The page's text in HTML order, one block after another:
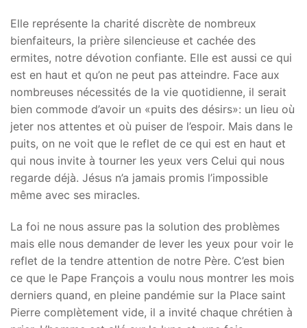
Elle représente la charité discrète de nombreux
bienfaiteurs, la prière silencieuse et cachée des
ermites, notre dévotion confiante. Elle est aussi ce qui
est en haut et qu’on ne peut pas atteindre. Face aux
nombreuses nécessités de la vie quotidienne, il serait
bien commode d’avoir un «puits des désirs»: un lieu où
jeter nos attentes et où puiser de l’espoir. Mais dans le
puits, on ne voit que le reflet de ce qui est en haut et
qui nous invite à tourner les yeux vers Celui qui nous
regarde déjà. Jésus n’a jamais promis l’impossible
même avec ses miracles.
La foi ne nous assure pas la solution des problèmes
mais elle nous demander de lever les yeux pour voir le
reflet de la tendre attention de notre Père. C’est bien
ce que le Pape François a voulu nous montrer les mois
derniers quand, en pleine pandémie sur la Place saint
Pierre complètement vide, il a invité chaque chrétien à